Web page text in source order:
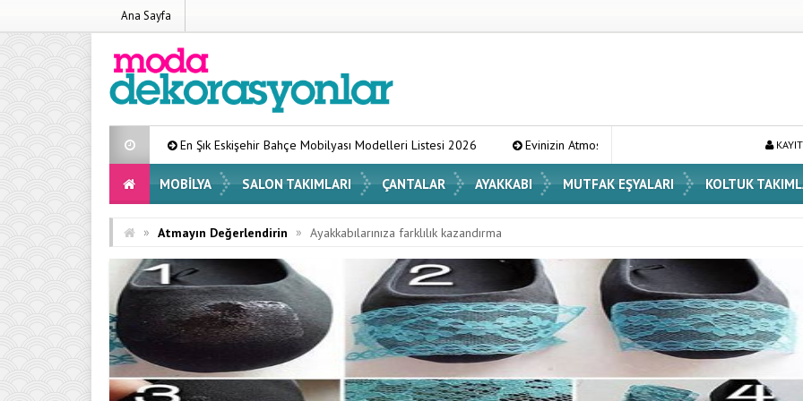
Ana Sayfa
En Şık Eskişehir Bahçe Mobilyası Modelleri Listesi 2026 Evinizin Atmosferini Değiştirecek En Şık Vazo Modelleri ve Dekorasyon
MOBILYA SALON TAKIMLARI ÇANTALAR AYAKKABI MUTFAK EŞYALARI KOLTUK
» Atmayın Değerlendirin » Ayakkabılarınıza farklılık kazandırma